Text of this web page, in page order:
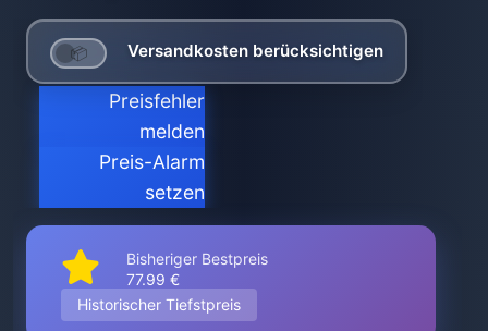
Versandkosten berücksichtigen
Preisfehler
melden
Preis-Alarm
setzen
Bisheriger Bestpreis
77.99 €
Historischer Tiefstpreis